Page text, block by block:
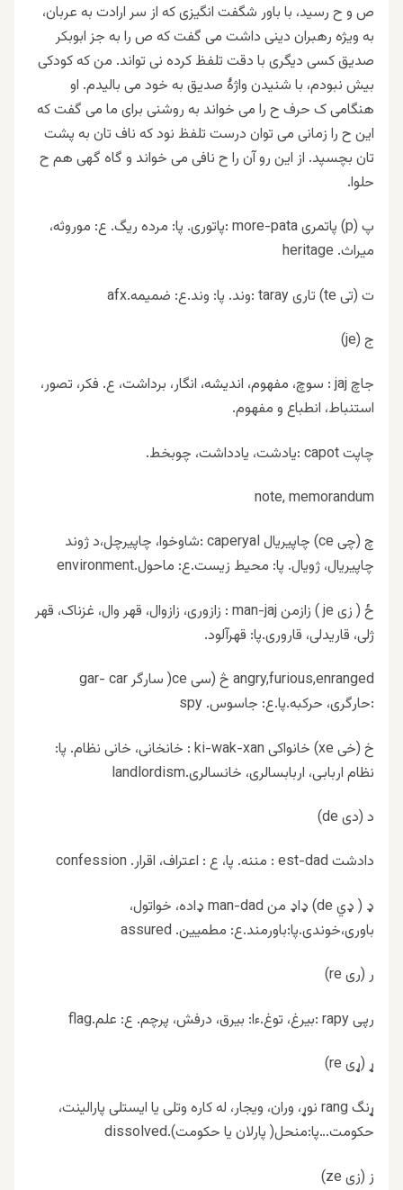
ص و ح رسید، با باور شگفت انگیزی که از سر ارادت به عربان،
به ویژه رهبران دینی داشت می گفت که ص را به جز ابوبکر
صدیق کسی دیگری با دقت تلفظ کرده نی تواند. من که کودکی
بیش نبودم، با شنیدن واژهٔ صدیق به خود می بالیدم. او
هنگامی ک حرف ح را می خواند به روشنی برای ما می گفت که
این ح را زمانی می توان درست تلفظ نود که ناف تان به پشت
تان بچسپد. از این رو آن را ح نافی می خواند و گاه گهی هم ح
حلوا.
پ (p) پاتمری more-pata :پاتوری. پا: مرده ریگ. ع: موروثه،
میراث. heritage
ت (تی te) تاری taray :وند. پا: وند.ع: ضمیمه.afx
ج (je)
جاچ jaj : سوچ، مفهوم، اندیشه، انگار، برداشت، ع. فکر، تصور،
استنباط، انطباع و مفهوم.
چاپت capot :یادشت، یادداشت، چوبخط.
note, memorandum
چ (چی ce) چاپیریال caperyal :شاوخوا، چاپیرچل،د ژوند
چاپیریال، ژویال. پا: محیط زیست.ع: ماحول.environment
ځ ( زی je ) زازمن man-jaj : زازوری، زازوال، قهر وال، غزناک، قهر
ژلی، قاریدلی، قاروری.پا: قهرآلود.
angry,furious,enranged څ (سی ce( سارگر gar- car
:حارگری، حرکبه.پا.ع: جاسوس. spy
خ (خی xe) خانواکی ki-wak-xan : خانخانی، خانی نظام. پا:
نظام اربابی، اربابسالری، خانسالری.landlordism
د (دی de)
دادشت est-dad : مننه. پا، ع : اعتراف، اقرار. confession
ډ ( ډي de) ډاډ من man-dad ډاده، خواتول،
باوری،خوندی.پا:باورمند.ع: مطمیین. assured
ر (ری re)
رپی rapy :بیرغ، توغ.ءا: بیرق، درفش، پرچم. ع: علم.flag
ړ (ړی re)
ړنگ rang نوړ، وران، ویجار، له کاره وتلی یا ایستلی پارالینت،
حکومت…پا:منحل( پارلان یا حکومت).dissolved
ز (زی ze)